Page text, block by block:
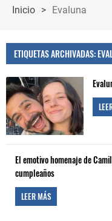
Inicio > Evaluna
ETIQUETAS ARCHIVADAS:
El emotivo homenaje de
cumpleaños
LEER MÁS